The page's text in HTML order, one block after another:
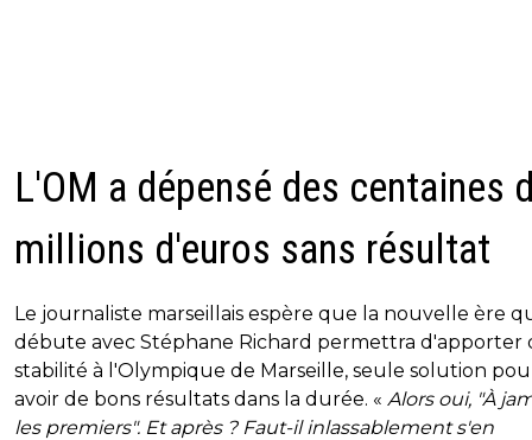
L'OM a dépensé des centaines
millions d'euros sans résultat
Le journaliste marseillais espère que la nouvelle ère
débute avec Stéphane Richard permettra d'apporter
stabilité à l'Olympique de Marseille, seule solution
avoir de bons résultats dans la durée. « Alors oui, "À
les premiers". Et après ? Faut-il inlassablement s'en